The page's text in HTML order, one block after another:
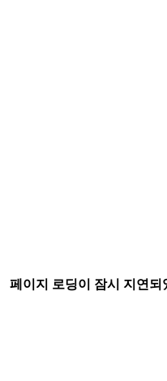
페이지 로딩이 잠시 지연